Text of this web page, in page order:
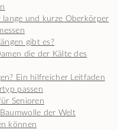
lange und kurze Oberkörper
gibt es?
die der Kälte des
Ein hilfreicher Leitfaden
passen
Senioren
der Welt
können